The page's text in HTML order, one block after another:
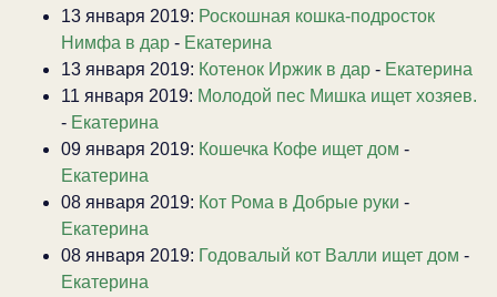
13 января 2019: Роскошная кошка-подросток
Нимфа в дар - Екатерина
13 января 2019: Котенок Иржик в дар - Екатерина
11 января 2019: Молодой пес Мишка ищет хозяев.
- Екатерина
09 января 2019: Кошечка Кофе ищет дом -
Екатерина
08 января 2019: Кот Рома в Добрые руки -
Екатерина
08 января 2019: Годовалый кот Валли ищет дом -
Екатерина